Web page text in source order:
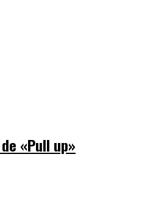
«Pull up»